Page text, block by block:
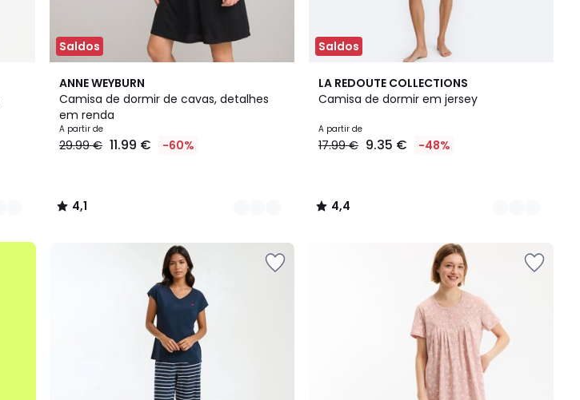
Saldos
ANNE WEYBURN
Camisa de dormir de cavas, detalhes
em renda
A partir de
29.99 € 11.99 € -60%
4,1
/ 5
2
Cores
4,1
/
Saldos
LA REDOUTE COLLECTIONS
Camisa de dormir em jersey
A partir de
17.99 € 9.35 € -48%
4,4
/ 5
2
Cores
4,4
/